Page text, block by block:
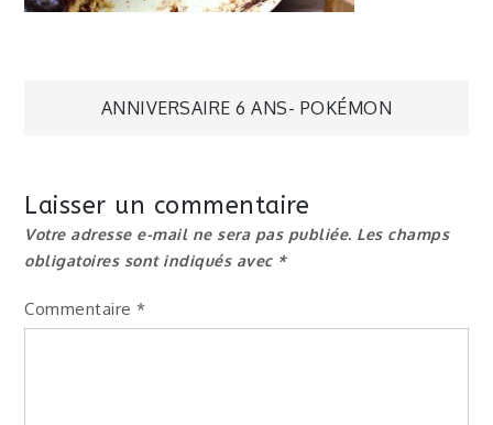
Navigation
l’article
ANNIVERSAIRE 6 ANS- POKÉMON
Laisser un commentaire
Votre adresse e-mail ne sera pas publiée. Les champs
obligatoires sont indiqués avec *
Commentaire*